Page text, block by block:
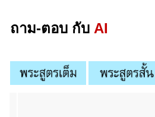
ถาม-ตอบ กับ AI